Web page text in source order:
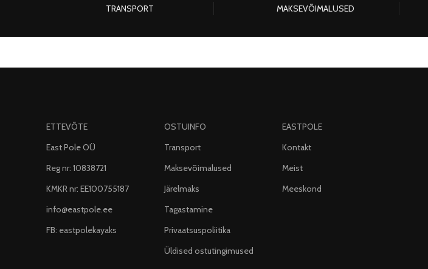
TRANSPORT MAKSEVÕIMALUSED
ETTEVÕTE
East Pole OÜ
Reg nr: 10838721
KMKR nr: EE100755187
info@eastpole.ee
FB: eastpolekayaks
OSTUINFO
Transport
Maksevõimalused
Järelmaks
Tagastamine
Privaatsuspoliitika
Üldised ostutingimused
EASTPOLE
Kontakt
Meist
Meeskond